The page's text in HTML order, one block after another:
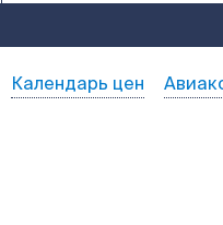
Календарь цен